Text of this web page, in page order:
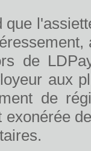
que
de
aux
de